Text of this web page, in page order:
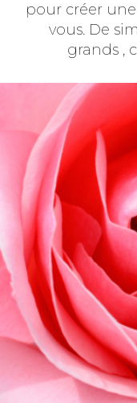
pour créer
vous. De
grands ,